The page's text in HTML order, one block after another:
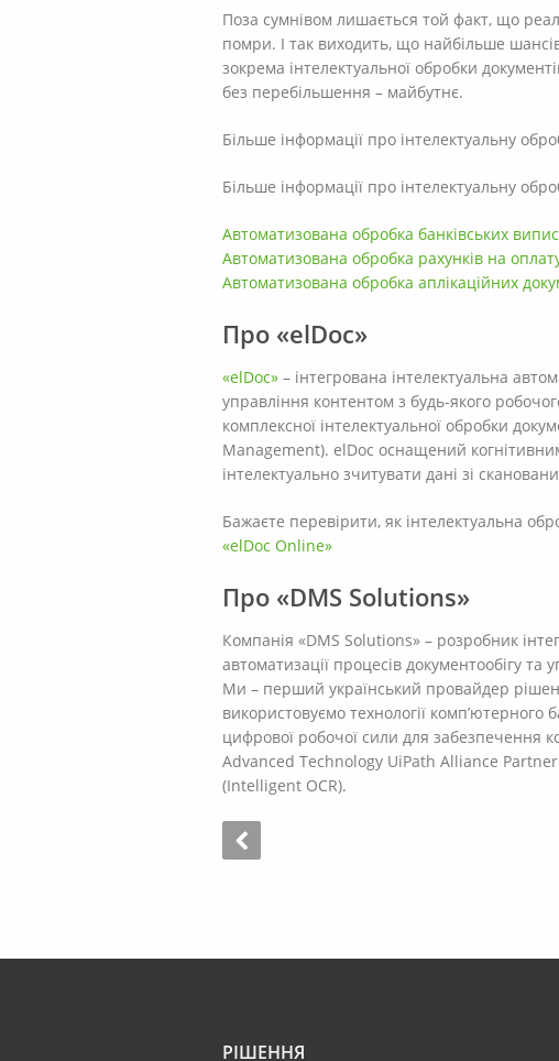
Поза сумнівом лишається той факт, що
помри. І так виходить, що найбільше
зокрема інтелектуальної обробки
без перебільшення – майбутнє.
Більше інформації про інтелектуальну
Більше інформації про інтелектуальну
Автоматизована обробка банківських
Автоматизована обробка рахунків на
Автоматизована обробка аплікаційних
Про «elDoc»
«elDoc» – інтегрована інтелектуальна
управління контентом з будь-якого
комплексної інтелектуальної обробки
Management). elDoc оснащений
інтелектуально зчитувати дані зі
Бажаєте перевірити, як інтелектуальна
«elDoc Online»
Про «DMS Solutions»
Компанія «DMS Solutions» – розробник
автоматизації процесів документообігу
Ми – перший український провайдер
використовуємо технології
цифрової робочої сили для забезпечення
Advanced Technology UiPath Alliance
(Intelligent OCR).
РІШЕННЯ